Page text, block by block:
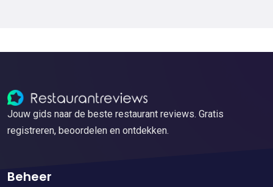
Jouw gids naar de beste restaurant reviews. Gratis
registreren, beoordelen en ontdekken.
Beheer